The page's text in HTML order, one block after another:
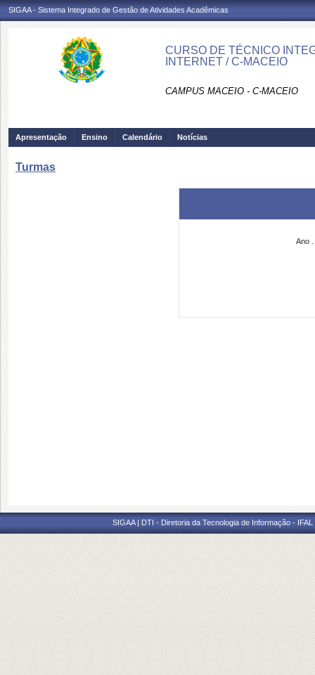
SIGAA - Sistema Integrado de Gestão de Atividades Acadêmicas
CURSO DE TÉCNICO
INTERNET / C-MACEIO
CAMPUS MACEIO - C-MACEIO
Apresentação Ensino Calendário Notícias
Turmas
Ano
SIGAA | DTI - Diretoria da Tecnologia de Informação -